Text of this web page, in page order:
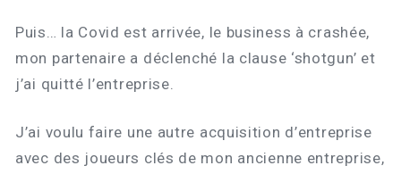
Puis… la Covid est arrivée, le business à crashée,
mon partenaire a déclenché la clause ‘shotgun’ et
j’ai quitté l’entreprise.
J’ai voulu faire une autre acquisition d’entreprise
avec des joueurs clés de mon ancienne entreprise,